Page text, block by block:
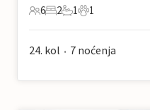
6 Gosti
6
2 Spavaće sobe
2
1 Kupaonica
1
1 Kućni ljubimac
1
24. kol • 7 noćenja